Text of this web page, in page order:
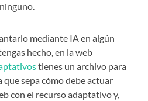
mediante IA en algún
hecho, en la web
tienes un archivo para
sepa cómo debe actuar
con el recurso adaptativo y,